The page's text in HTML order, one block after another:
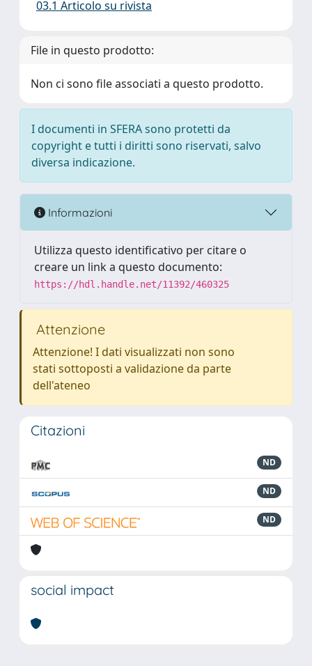
03.1 Articolo su rivista
File in questo prodotto:
Non ci sono file associati a questo prodotto.
I documenti in SFERA sono protetti da
copyright e tutti i diritti sono riservati, salvo
diversa indicazione.
Informazioni
Utilizza questo identificativo per citare o
creare un link a questo documento:
https://hdl.handle.net/11392/460325
Attenzione
Attenzione! I dati visualizzati non sono
stati sottoposti a validazione da parte
dell'ateneo
Citazioni
ND
ND
ND
social impact